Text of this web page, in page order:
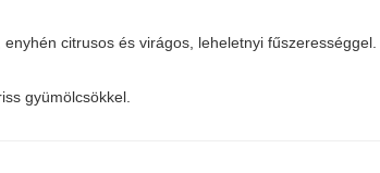
citrusos és virágos, leheletnyi fűszerességgel.
gyümölcsökkel.